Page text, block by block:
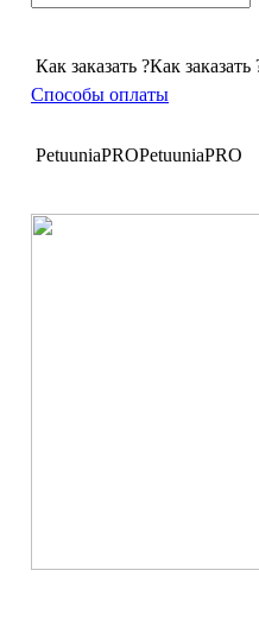
Как заказать ?Как заказать
Способы оплаты
PetuuniaPROPetuuniaPRO